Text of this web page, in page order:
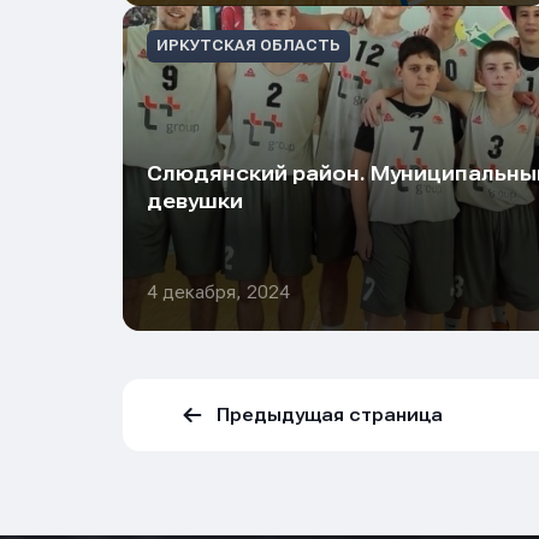
ИРКУТСКАЯ ОБЛАСТЬ
Слюдянский район.
девушки
4 декабря, 2024
Предыдущая страница